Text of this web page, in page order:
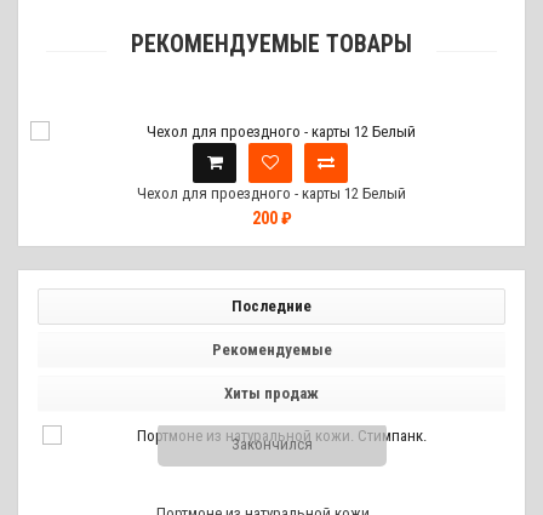
РЕКОМЕНДУЕМЫЕ ТОВАРЫ
Чехол для проездного - карты 12 Белый
200 ₽
Последние
Рекомендуемые
Хиты продаж
Закончился